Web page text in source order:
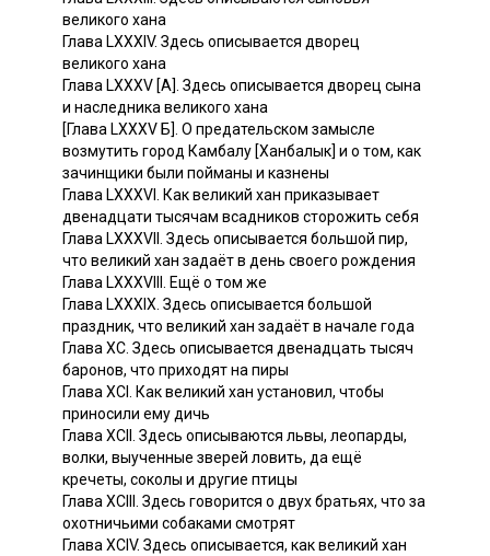
великого хана
Глава LXXXIV. Здесь описывается дворец
великого хана
Глава LXXXV [А]. Здесь описывается дворец сына
и наследника великого хана
[Глава LXXXV Б]. О предательском замысле
возмутить город Камбалу [Ханбалык] и о том, как
зачинщики были пойманы и казнены
Глава LXXXVI. Как великий хан приказывает
двенадцати тысячам всадников сторожить себя
Глава LXXXVII. Здесь описывается большой пир,
что великий хан задаёт в день своего рождения
Глава LXXXVIII. Ещё о том же
Глава LXXXIX. Здесь описывается большой
праздник, что великий хан задаёт в начале года
Глава ХС. Здесь описывается двенадцать тысяч
баронов, что приходят на пиры
Глава XCI. Как великий хан установил, чтобы
приносили ему дичь
Глава ХСII. Здесь описываются львы, леопарды,
волки, выученные зверей ловить, да ещё
кречеты, соколы и другие птицы
Глава ХСIII. Здесь говорится о двух братьях, что за
охотничьими собаками смотрят
Глава XCIV. Здесь описывается, как великий хан